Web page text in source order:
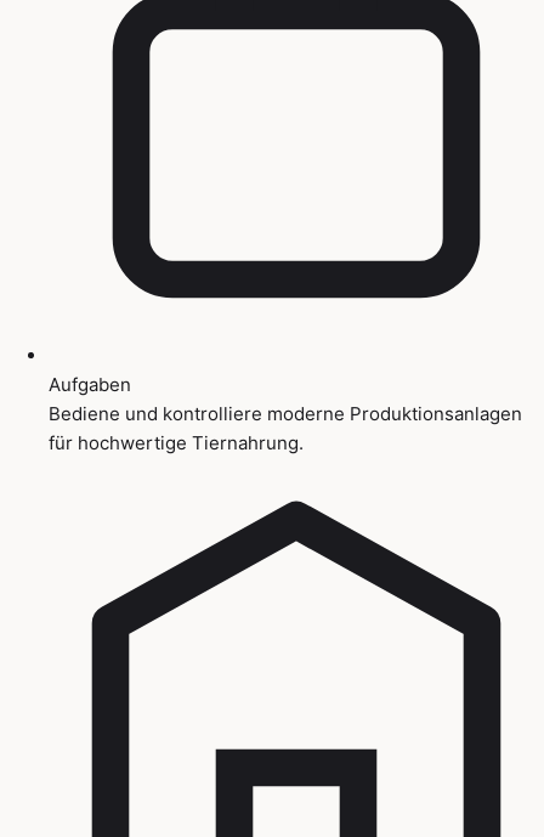
Aufgaben
Bediene und kontrolliere moderne Produktionsanlagen
für hochwertige Tiernahrung.